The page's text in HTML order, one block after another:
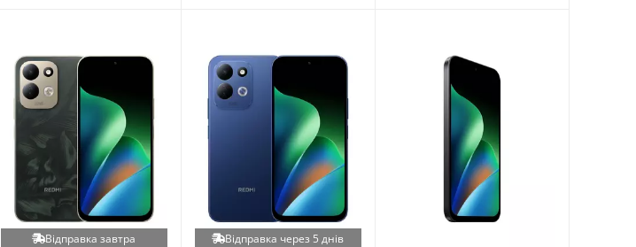
Відправка завтра Відправка через 5 днів